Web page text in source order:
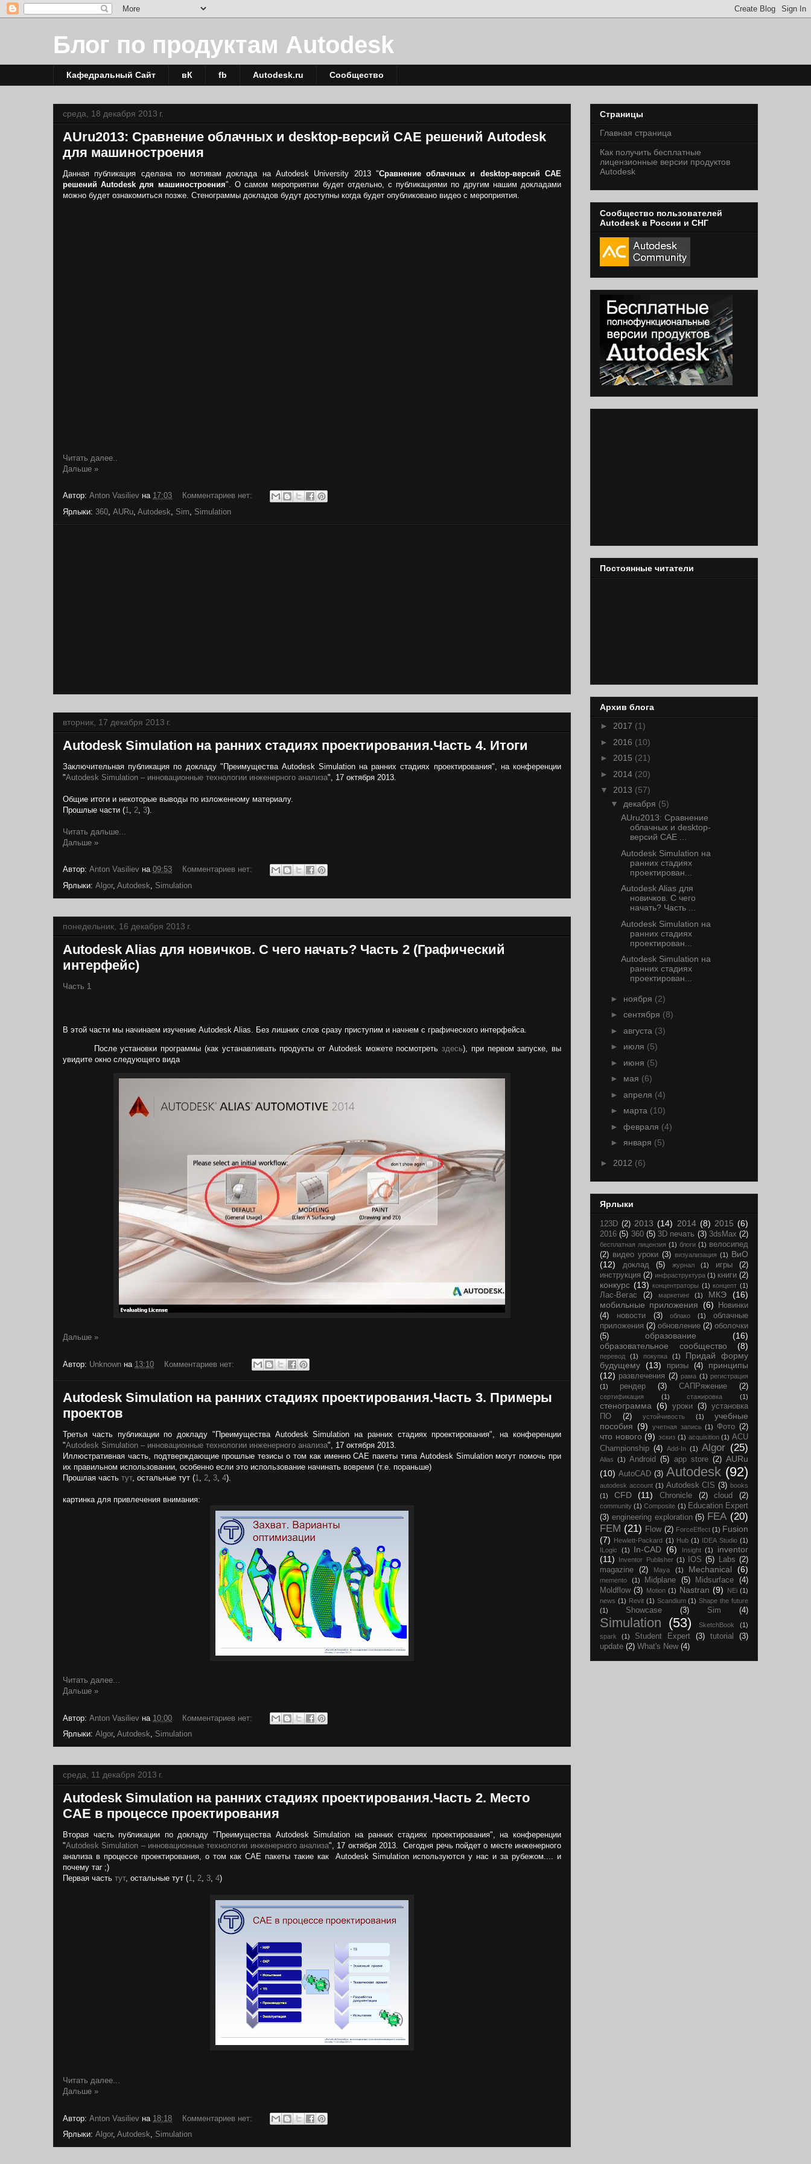
Блог по продуктам Autodesk
Кафедральный Сайт вК fb Autodesk.ru Сообщество
среда, 18 декабря 2013 г.
AUru2013: Сравнение облачных и desktop-версий CAE решений Autodesk
для машиностроения
Данная публикация сделана по мотивам доклада на Autodesk University 2013 "Сравнение облачных и desktop-версий CAE
решений Autodesk для машиностроения". О самом мероприятии будет отдельно, с публикациями по другим нашим докладами
можно будет ознакомиться позже. Стенограммы докладов будут доступны когда будет опубликовано видео с мероприятия.
Читать далее..
Дальше »
Автор: Anton Vasiliev на 17:03
Комментариев нет:
Ярлыки: 360 AURu Autodesk Sim Simulation
вторник, 17 декабря 2013 г.
Autodesk Simulation на ранних стадиях проектирования.Часть 4. Итоги
Заключительная публикация по докладу "Преимущества Autodesk Simulation на ранних стадиях проектирования", на конференции
"Autodesk Simulation – инновационные технологии инженерного анализа", 17 октября 2013.
Общие итоги и некоторые выводы по изложенному материалу.
Прошлые части (1 2 3).
Читать дальше...
Дальше »
Автор: Anton Vasiliev на 09:53
Комментариев нет:
Ярлыки: Algor, Autodesk Simulation
понедельник, 16 декабря 2013 г.
Autodesk Alias для новичков. С чего начать? Часть 2 (Графический
интерфейс)
Часть 1
В этой части мы начинаем изучение Autodesk Alias . Без лишних слов сразу приступим и начнем с графического интерфейса.
После установки программы (как устанавливать продукты от Autodesk можете посмотретьздесь), при первом запуске, вы
увидите окно следующего вида
Дальше »
Автор: Unknown на 13:10 Комментариев нет:
Autodesk Simulation на ранних стадиях проектирования.Часть 3. Примеры
проектов
Третья часть публикации по докладу "Преимущества Autodesk Simulation на ранних стадиях проектирования", на конференции
"Autodesk Simulation – инновационные технологии инженерного анализа", 17 октября 2013.
Иллюстративная часть, подтверждающие прошлые тезисы о том как именно CAE пакеты типа Autodesk Simulation могут помочь при
их правильном использовании, особенно если это использование начинать вовремя (т.е. пораньше)
Прошлая часть тут, остальные тут (1, 2, 3, 4).
картинка для привлечения внимания:
Читать далее...
Дальше »
Автор: Anton Vasiliev на 10:00
Комментариев нет:
Ярлыки: Algor, Autodesk, Simulation
среда, 11 декабря 2013 г.
Autodesk Simulation на ранних стадиях проектирования.Часть 2. Место
CAE в процессе проектирования
Вторая часть публикации по докладу "Преимущества Autodesk Simulation на ранних стадиях проектирования", на конференции
"Autodesk Simulation – инновационные технологии инженерного анализа", 17 октября 2013. Сегодня речь пойдет о месте инженерного
анализа в процессе проектирования, о том как CAE пакеты такие как Autodesk Simulation используются у нас и за рубежом.... и
почему таr ;)
Первая часть тут, остальные тут (1, 2, 3, 4)
Читать далее...
Дальше »
Автор: Anton Vasiliev на 18:18
Комментариев нет:
Ярлыки: Algor, Autodesk, Simulation
Страницы
Главная страница
Как получить бесплатные
лицензионные версии продуктов
Autodesk
Сообщество пользователей
Autodesk в России и СНГ
Постоянные читатели
Архив блога
► 2017 (1)
► 2016 (10)
► 2015 (21)
► 2014 (20)
▼ 2013 (57)
▼ декабря (5)
AUru2013: Сравнение
облачных и desktop-
версий CAE ...
Autodesk Simulation на
ранних стадиях
проектирован...
Autodesk Alias для
новичков. С чего
начать? Часть ...
Autodesk Simulation на
ранних стадиях
проектирован...
Autodesk Simulation на
ранних стадиях
проектирован...
► ноября (2)
► сентября (8)
► августа (3)
► июля (5)
► июня (5)
► мая (6)
► апреля (4)
► марта (10)
► февраля (4)
► января (5)
► 2012 (6)
Ярлыки
123D (2) 2013 (14) 2014 (8) 2015 (6)
2016 (5) 360 (5) 3D печать (3) 3dsMax (2)
бесплатная лицензия (1) блоги (1) велосипед
(2) видео уроки (3) визуализация (1) ВиО
(12)
доклад (5) журнал (1) игры
(2)
инструкция (2) инфраструктура (1) книги (2)
конкурс (13) концентраторы (1) концепт (1)
Лас-Вегас (2) маркетинг (1) МКЭ
(16)
мобильные приложения (6)
Новинки
(4)
новости (3) облако (1)
облачные
приложения (2) обновление (2) оболочки
(5)
образование
(16)
образовательное сообщество
(8)
перевод (1) покупка (1)
Придай форму
будущему (13) призы (4)
принципы
(12) развлечения (2) рама (1) регистрация
(1)
рендер (3) САПРяжение (2)
сертификация (1) стажировка (1)
стенограмма (6) уроки (3) установка
ПО
(2) устойчивость (1)
учебные
пособия (9) учетная запись (1) Фото (2)
что нового (9) эскиз (1) acquisition (1) ACU
Championship (4) Add-In (1) Algor (25)
Alias (1) Android (5) app store (2) AURu
(10) AutoCAD (3) Autodesk (92)
autodesk account (1) Autodesk CIS (3) books
(1)
CFD (11) Chronicle (2) cloud (2)
community (1) Composite (1) Education Expert
(3) engineering exploration (5) FEA (20)
FEM (21) Flow (2) ForceEffect (1) Fusion
(7)
Hewlett-Packard (1) Hub (1) IDEA Studio (1)
ILogiс
(1) In-CAD (6) Insight (1)
inventor
(11)
Inventor Publisher (1) IOS (5) Labs (2)
magazine
(2) Maya (1) Mechanical (6)
memento (1) Midplane (5) Midsurface
(4)
Moldflow (3) Motion (1) Nastran (9) NEi (1)
news (1) Revit (1) Scandium (1) Shape the future
(1)
Showcase (3) Sim (4)
Simulation (53) SketchBook
(1)
spark
(1) Student Expert (3) tutorial
(3)
update (2) What's New (4)